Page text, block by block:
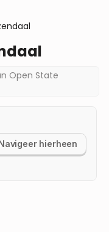
Open State
hierheen